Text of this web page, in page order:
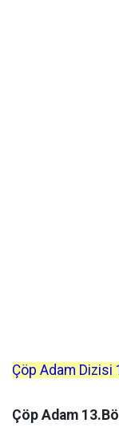
Çöp Adam Dizisi
Çöp Adam